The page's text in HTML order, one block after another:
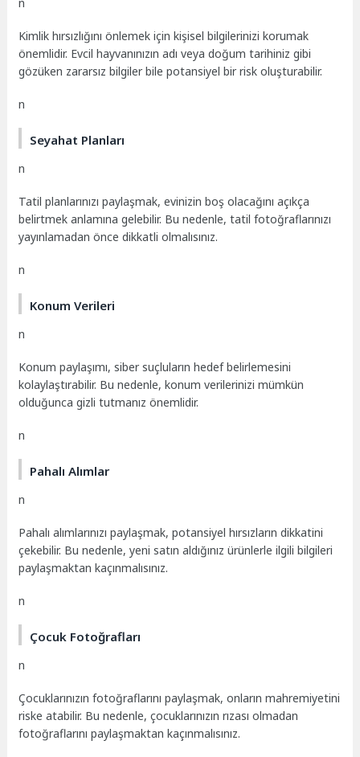
Kimlik hırsızlığını önlemek için kişisel bilgilerinizi korumak
önemlidir. Evcil hayvanınızın adı veya doğum tarihiniz gibi
gözüken zararsız bilgiler bile potansiyel bir risk oluşturabilir.
n
Seyahat Planları
n
Tatil planlarınızı paylaşmak, evinizin boş olacağını açıkça
belirtmek anlamına gelebilir. Bu nedenle, tatil fotoğraflarınızı
yayınlamadan önce dikkatli olmalısınız.
n
Konum Verileri
n
Konum paylaşımı, siber suçluların hedef belirlemesini
kolaylaştırabilir. Bu nedenle, konum verilerinizi mümkün
olduğunca gizli tutmanız önemlidir.
n
Pahalı Alımlar
n
Pahalı alımlarınızı paylaşmak, potansiyel hırsızların dikkatini
çekebilir. Bu nedenle, yeni satın aldığınız ürünlerle ilgili bilgileri
paylaşmaktan kaçınmalısınız.
n
Çocuk Fotoğrafları
n
Çocuklarınızın fotoğraflarını paylaşmak, onların mahremiyetini
riske atabilir. Bu nedenle, çocuklarınızın rızası olmadan
fotoğraflarını paylaşmaktan kaçınmalısınız.